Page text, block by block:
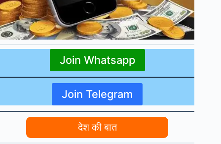
Join Whatsapp
Join Telegram
देश की बात